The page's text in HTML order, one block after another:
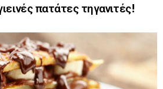
πατάτες τηγανιτές!